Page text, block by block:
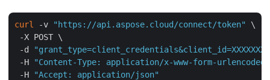
curl -v "https://api.aspose.cloud/connect/token"
\
-X POST \
-d
"grant_type=client_credentials&client_id=XXXXXXX-
-H
"Content-Type: application/x-www-form-urlencoded"
-H
"Accept: application/json"